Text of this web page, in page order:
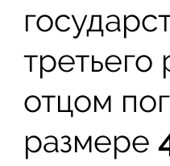
отцом
размере